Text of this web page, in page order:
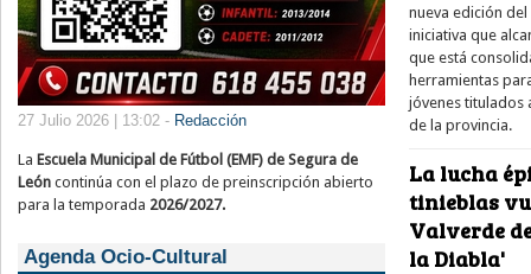
27 Julio 2026 | 13:02 - Redacción
La Escuela Municipal de Fútbol (EMF) de Segura de
León continúa con el plazo de preinscripción abierto
para la temporada 2026/2027.
Agenda Ocio-Cultural
nueva edición
iniciativa que
que está
herramientas
jóvenes titulados
de la provincia.
La lucha
tinieblas
Valverde
la Diabla'